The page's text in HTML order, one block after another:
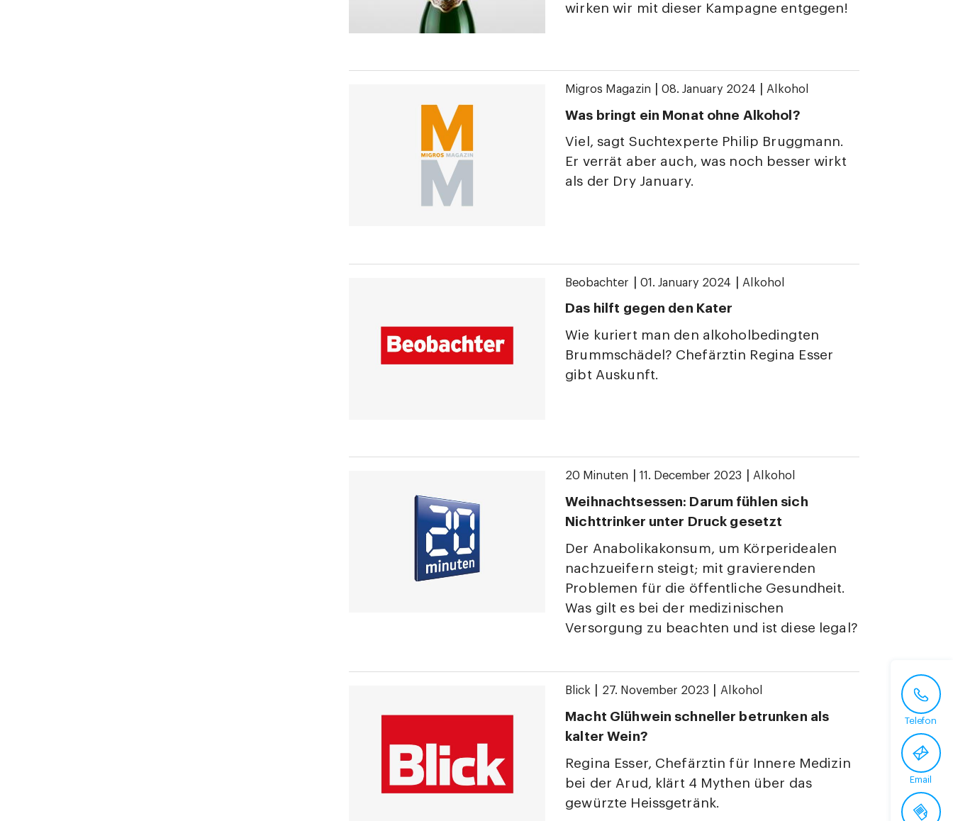
wirken wir mit dieser Kampagne entgegen!
Migros Magazin 08. January 2024 Alkohol
Was bringt ein Monat ohne Alkohol?
Viel, sagt Suchtexperte Philip Bruggmann.
Er verrät aber auch, was noch besser wirkt
als der Dry January.
Beobachter 01. January 2024 Alkohol
Das hilft gegen den Kater
Wie kuriert man den alkoholbedingten
Brummschädel? Chefärztin Regina Esser
gibt Auskunft.
20 Minuten 11. December 2023 Alkohol
Weihnachtsessen: Darum fühlen sich
Nichttrinker unter Druck gesetzt
Der Anabolikakonsum, um Körperidealen
nachzueifern steigt; mit gravierenden
Problemen für die öffentliche Gesundheit.
Was gilt es bei der medizinischen
Versorgung zu beachten und ist diese legal?
Blick 27. November 2023 Alkohol
Macht Glühwein schneller betrunken als
kalter Wein?
Regina Esser, Chefärztin für Innere Medizin
bei der Arud, klärt 4 Mythen über das
gewürzte Heissgetränk.
Telefon
Email